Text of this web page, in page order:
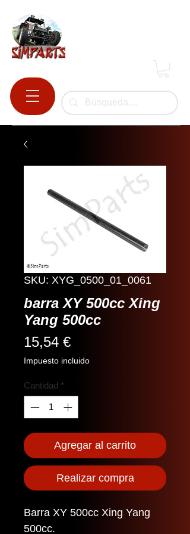
SKU: XYG_0500_01_0061
barra XY 500cc Xing
Yang 500cc
15,54 €Precio
Impuesto incluido
Cantidad *
Agregar al carrito
Realizar compra
Barra XY 500cc Xing Yang
500cc.